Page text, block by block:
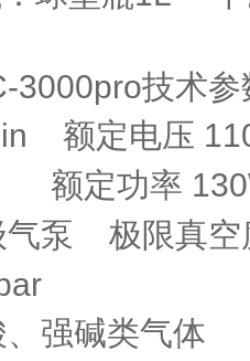
3000pro技术参
额定电压
额定功率
泵
极限真
强碱类气体